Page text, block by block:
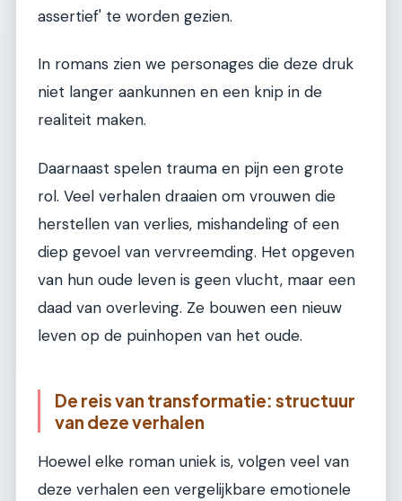
assertief' te worden gezien.
In romans zien we personages die deze druk
niet langer aankunnen en een knip in de
realiteit maken.
Daarnaast spelen trauma en pijn een grote
rol. Veel verhalen draaien om vrouwen die
herstellen van verlies, mishandeling of een
diep gevoel van vervreemding. Het opgeven
van hun oude leven is geen vlucht, maar een
daad van overleving. Ze bouwen een nieuw
leven op de puinhopen van het oude.
De reis van transformatie: structuur
van deze verhalen
Hoewel elke roman uniek is, volgen veel van
deze verhalen een vergelijkbare emotionele